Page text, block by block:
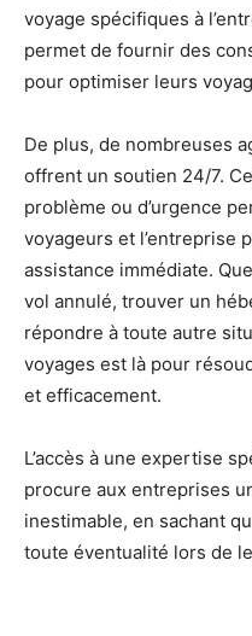
voyage spécifiques à
permet de fournir des
pour optimiser leurs
De plus, de nombreuses
offrent un soutien 24/7.
problème ou d’urgence
voyageurs et l’entreprise
assistance immédiate.
vol annulé, trouver un
répondre à toute autre
voyages est là pour
et efficacement.
L’accès à une expertise
procure aux entreprises
inestimable, en sachant
toute éventualité lors de